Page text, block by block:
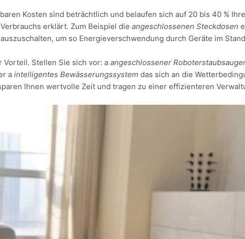
Kosten sind beträchtlich und belaufen sich auf 20 bis 40 %
erklärt. Zum Beispiel die angeschlossenen Steckdosen
um so Energieverschwendung durch Geräte im
Stellen Sie sich vor: a angeschlossener
a intelligentes Bewässerungssystem das sich an die
Ihnen wertvolle Zeit und tragen zu einer effizienteren